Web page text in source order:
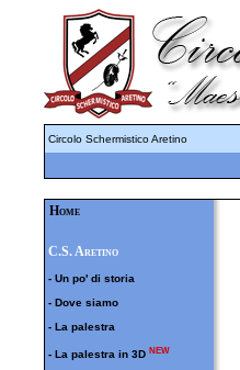
Circolo Schermistico Aretino
Home
C.S. Aretino
- Un po' di storia
- Dove siamo
- La palestra
- La palestra in 3D NEW